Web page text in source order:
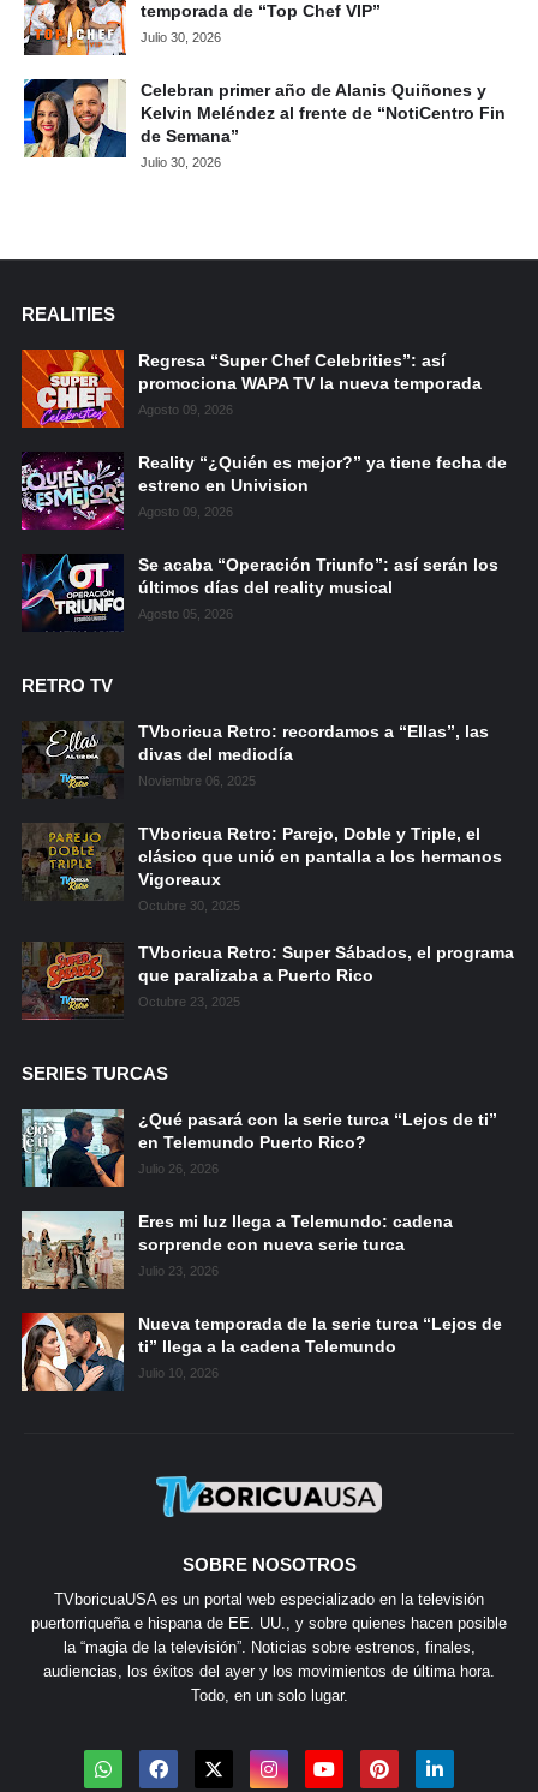
temporada de “Top Chef VIP”
Julio 30, 2026
Celebran primer año de Alanis Quiñones y
Kelvin Meléndez al frente de “NotiCentro Fin
de Semana”
Julio 30, 2026
REALITIES
Regresa “Super Chef Celebrities”: así
promociona WAPA TV la nueva temporada
Agosto 09, 2026
Reality “¿Quién es mejor?” ya tiene fecha de
estreno en Univision
Agosto 09, 2026
Se acaba “Operación Triunfo”: así serán los
últimos días del reality musical
Agosto 05, 2026
RETRO TV
TVboricua Retro: recordamos a “Ellas”, las
divas del mediodía
Noviembre 06, 2025
TVboricua Retro: Parejo, Doble y Triple, el
clásico que unió en pantalla a los hermanos
Vigoreaux
Octubre 30, 2025
TVboricua Retro: Super Sábados, el programa
que paralizaba a Puerto Rico
Octubre 23, 2025
SERIES TURCAS
¿Qué pasará con la serie turca “Lejos de ti”
en Telemundo Puerto Rico?
Julio 26, 2026
Eres mi luz llega a Telemundo: cadena
sorprende con nueva serie turca
Julio 23, 2026
Nueva temporada de la serie turca “Lejos de
ti” llega a la cadena Telemundo
Julio 10, 2026
SOBRE NOSOTROS
TVboricuaUSA es un portal web especializado en la televisión
puertorriqueña e hispana de EE. UU., y sobre quienes hacen posible
la “magia de la televisión”. Noticias sobre estrenos, finales,
audiencias, los éxitos del ayer y los movimientos de última hora.
Todo, en un solo lugar.